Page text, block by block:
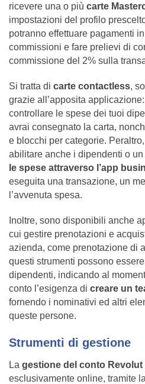
ricevere una o più carte
impostazioni del profilo
potranno effettuare pagamenti
commissioni e fare prelievi di
commissione del 2% sulla
Si tratta di carte contactless,
grazie all’apposita
controllare le spese dei tuoi
avrai consegnato la carta,
e blocchi per categorie.
abilitare anche i dipendenti o
le spese attraverso l’app
eseguita una transazione, un
l’avvenuta spesa.
Inoltre, sono disponibili anche
cui gestire prenotazioni e
azienda, come prenotazione di
questi strumenti possono
dipendenti, indicando al
conto l’esigenza di creare un
fornendo i nominativi ed altri
queste persone.
Strumenti di gestione
La gestione del conto
esclusivamente online, tramite